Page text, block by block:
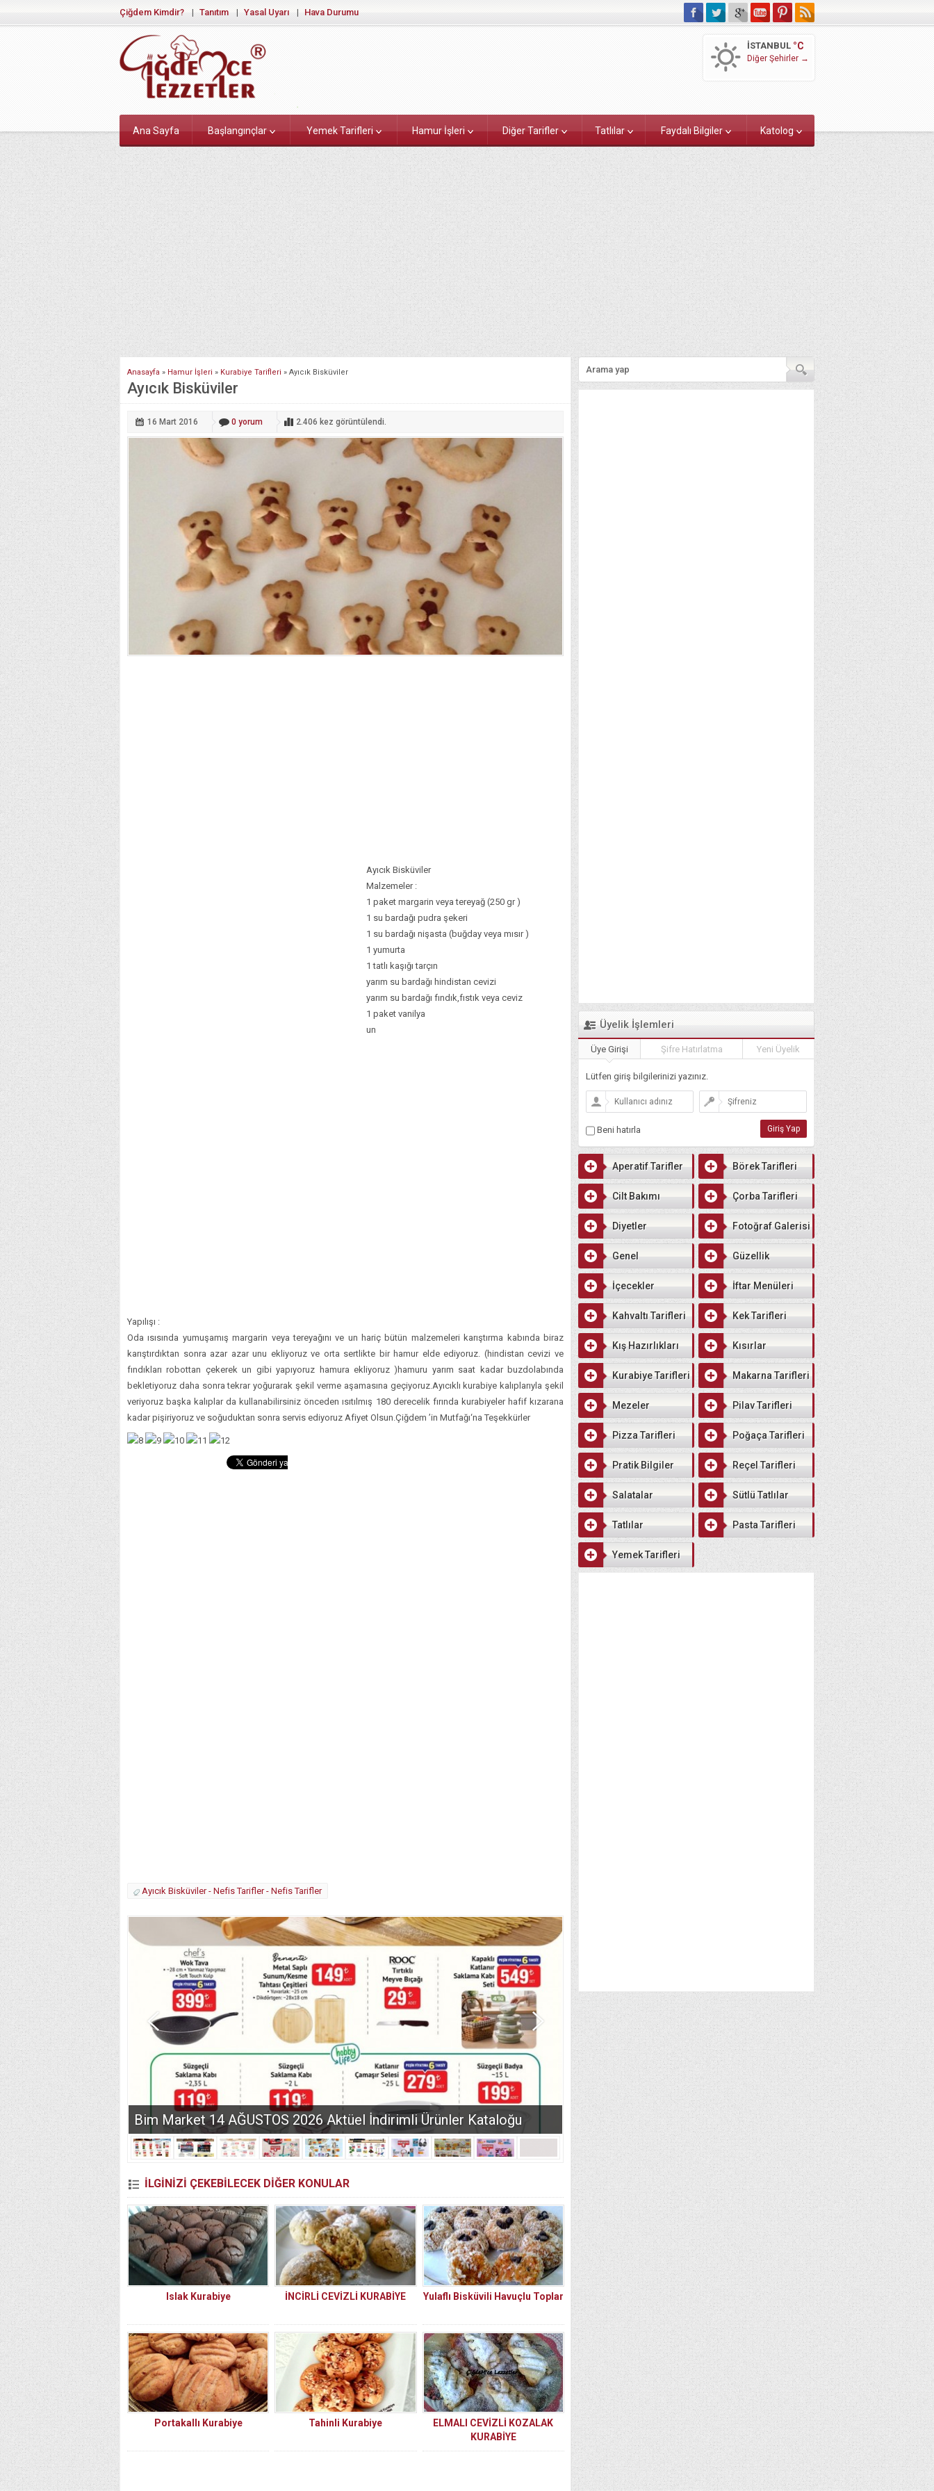
Çiğdem Kimdir? Tanıtım Yasal Uyarı Hava Durumu
İSTANBUL °C
Diğer Şehirler →
Ana Sayfa Başlangınçlar Yemek Tarifleri Hamur İşleri Diğer Tarifler Tatlılar Faydalı Bilgiler Katolog
Anasayfa » Hamur İşleri » Kurabiye Tarifleri » Ayıcık Bisküviler
Ayıcık Bisküviler
16 Mart 2016 0 yorum 2.406 kez görüntülendi.
Ayıcık Bisküviler
Malzemeler :
1 paket margarin veya tereyağ (250 gr )
1 su bardağı pudra şekeri
1 su bardağı nişasta (buğday veya mısır )
1 yumurta
1 tatlı kaşığı tarçın
yarım su bardağı hindistan cevizi
yarım su bardağı fındık,fıstık veya ceviz
1 paket vanilya
un
Yapılışı :
Oda ısısında yumuşamış margarin veya tereyağını ve un hariç bütün malzemeleri karıştırma kabında biraz
karıştırdıktan sonra azar azar unu ekliyoruz ve orta sertlikte bir hamur elde ediyoruz. (hindistan cevizi ve
fındıkları robottan çekerek un gibi yapıyoruz hamura ekliyoruz )hamuru yarım saat kadar buzdolabında
bekletiyoruz daha sonra tekrar yoğurarak şekil verme aşamasına geçiyoruz.Ayıcıklı kurabiye kalıplarıyla şekil
veriyoruz başka kalıplar da kullanabilirsiniz önceden ısıtılmış 180 derecelik fırında kurabiyeler hafif kızarana
kadar pişiriyoruz ve soğuduktan sonra servis ediyoruz Afiyet Olsun.Çiğdem ’in Mutfağı‘na Teşekkürler
Ayıcık Bisküviler - Nefis Tarifler - Nefis Tarifler
Bim Market 14 AĞUSTOS 2026 Aktüel İndirimli Ürünler Kataloğu
İLGİNİZİ ÇEKEBİLECEK DİĞER KONULAR
Islak Kurabiye İNCİRLİ CEVİZLİ KURABİYE Yulaflı Bisküvili Havuçlu Toplar
Portakallı Kurabiye Tahinli Kurabiye
ELMALI CEVİZLİ KOZALAK
KURABİYE
Üyelik İşlemleri
Üye Girişi Şifre Hatırlatma Yeni Üyelik
Lütfen giriş bilgilerinizi yazınız.
Beni hatırla
Aperatif Tarifler Börek Tarifleri
Cilt Bakımı Çorba Tarifleri
Diyetler Fotoğraf Galerisi
Genel Güzellik
İçecekler İftar Menüleri
Kahvaltı Tarifleri Kek Tarifleri
Kış Hazırlıkları Kısırlar
Kurabiye Tarifleri Makarna Tarifleri
Mezeler Pilav Tarifleri
Pizza Tarifleri Poğaça Tarifleri
Pratik Bilgiler Reçel Tarifleri
Salatalar Sütlü Tatlılar
Tatlılar Pasta Tarifleri
Yemek Tarifleri